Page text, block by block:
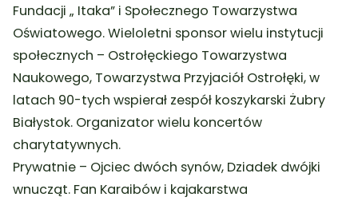
Fundacji „ Itaka” i Społecznego Towarzystwa
Oświatowego. Wieloletni sponsor wielu instytucji
społecznych – Ostrołęckiego Towarzystwa
Naukowego, Towarzystwa Przyjaciół Ostrołęki, w
latach 90-tych wspierał zespół koszykarski Żubry
Białystok. Organizator wielu koncertów
charytatywnych.
Prywatnie – Ojciec dwóch synów, Dziadek dwójki
wnucząt. Fan Karaibów i kajakarstwa